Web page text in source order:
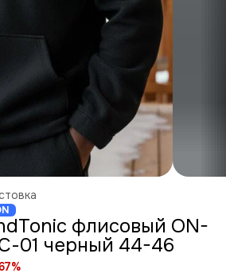
флисовый ON-
01 черный 44-46
%